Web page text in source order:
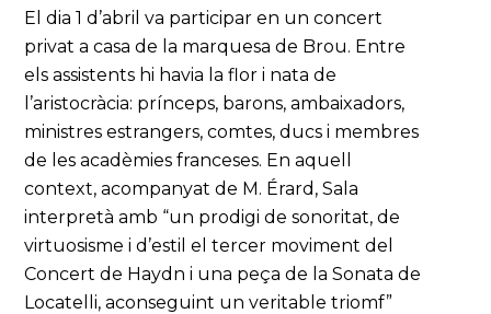
El dia 1 d’abril va participar en un concert
privat a casa de la marquesa de Brou. Entre
els assistents hi havia la flor i nata de
l’aristocràcia: prínceps, barons, ambaixadors,
ministres estrangers, comtes, ducs i membres
de les acadèmies franceses. En aquell
context, acompanyat de M. Érard, Sala
interpretà amb “un prodigi de sonoritat, de
virtuosisme i d’estil el tercer moviment del
Concert de Haydn i una peça de la Sonata de
Locatelli, aconseguint un veritable triomf”